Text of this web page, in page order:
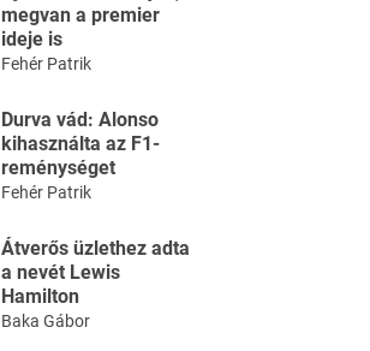
megvan a premier
ideje is
Fehér Patrik
Durva vád: Alonso
kihasználta az F1-
reménységet
Fehér Patrik
Átverős üzlethez adta
a nevét Lewis
Hamilton
Baka Gábor